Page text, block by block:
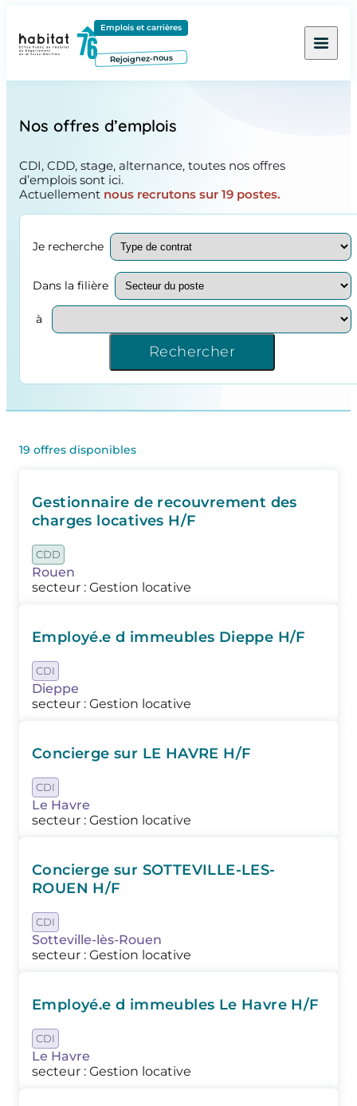
Emplois et carrières
Rejoignez-nous
Nos offres d’emplois
CDI, CDD, stage, alternance, toutes nos offres
d’emplois sont ici.
Actuellement nous recrutons sur 19 postes.
Je recherche
Dans la filière
à
Rechercher
19 offres disponibles
Gestionnaire de recouvrement des
charges locatives H/F
CDD
Rouen
secteur : Gestion locative
Employé.e d immeubles Dieppe H/F
CDI
Dieppe
secteur : Gestion locative
Concierge sur LE HAVRE H/F
CDI
Le Havre
secteur : Gestion locative
Concierge sur SOTTEVILLE-LES-
ROUEN H/F
CDI
Sotteville-lès-Rouen
secteur : Gestion locative
Employé.e d immeubles Le Havre H/F
CDI
Le Havre
secteur : Gestion locative